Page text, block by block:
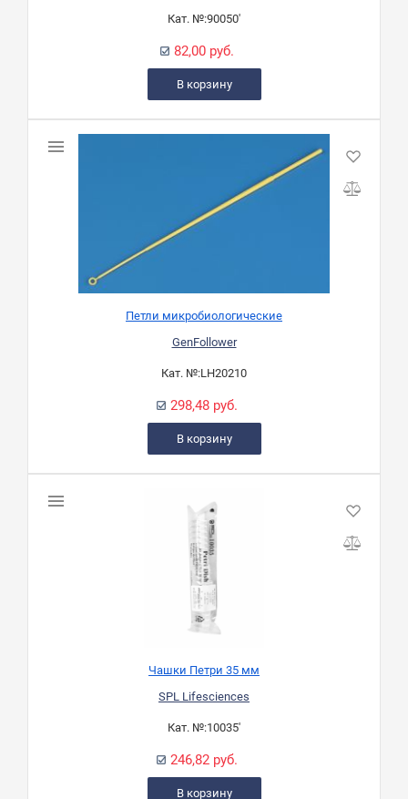
Кат. №:90050'
82,00 руб.
В корзину
Петли микробиологические
GenFollower
Кат. №:LH20210
298,48 руб.
В корзину
Чашки Петри 35 мм
SPL Lifesciences
Кат. №:10035'
246,82 руб.
В корзину